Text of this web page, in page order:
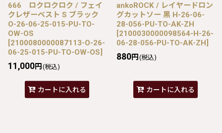
666 ロクロクロク / フェイ
クレザーベスト S ブラック
O-26-06-25-015-PU-TO-
OW-OS
[2100080000087113-O-26-
06-25-015-PU-TO-OW-OS]
11,000円 (税込)
カートに入れる
ankoROCK / レイヤードロン
グカットソー 黒 H-26-06-
28-056-PU-TO-AK-ZH
[2100030000098564-H-26-
06-28-056-PU-TO-AK-ZH]
880円 (税込)
カートに入れる